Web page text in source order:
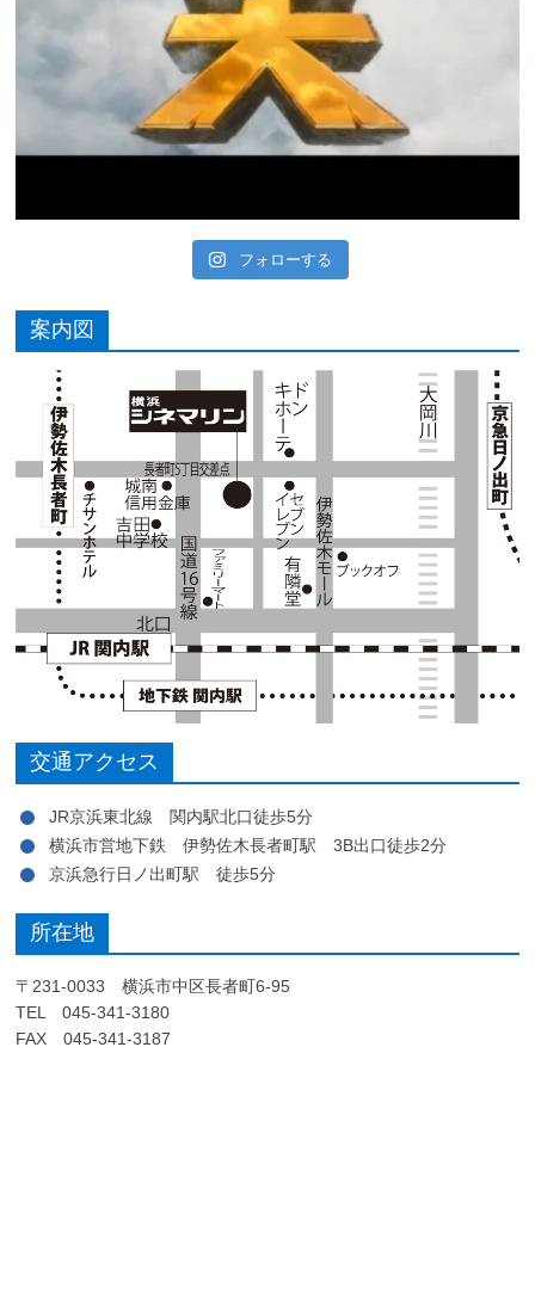
フォローする
案内図
交通アクセス
JR京浜東北線 関内駅北口徒歩5分
横浜市営地下鉄 伊勢佐木長者町駅 3B出口徒歩2分
京浜急行日ノ出町駅 徒歩5分
所在地
〒231-0033 横浜市中区長者町6-95
TEL 045-341-3180
FAX 045-341-3187